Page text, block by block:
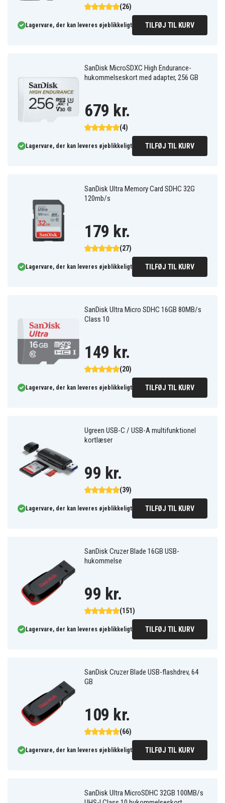
(26)
Lagervare, der kan leveres øjeblikkeligt TILFØJ TIL KURV
SanDisk MicroSDXC High Endurance-
hukommelseskort med adapter, 256 GB
(4)
679 kr.
Lagervare, der kan leveres øjeblikkeligt TILFØJ TIL KURV
SanDisk Ultra Memory Card SDHC 32G
120mb/s
(27)
179 kr.
Lagervare, der kan leveres øjeblikkeligt TILFØJ TIL KURV
SanDisk Ultra Micro SDHC 16GB 80MB/s
Class 10
(20)
149 kr.
Lagervare, der kan leveres øjeblikkeligt TILFØJ TIL KURV
Ugreen USB-C / USB-A multifunktionel
kortlæser
(39)
99 kr.
Lagervare, der kan leveres øjeblikkeligt TILFØJ TIL KURV
SanDisk Cruzer Blade 16GB USB-
hukommelse
(151)
99 kr.
Lagervare, der kan leveres øjeblikkeligt TILFØJ TIL KURV
SanDisk Cruzer Blade USB-flashdrev, 64
GB
(66)
109 kr.
Lagervare, der kan leveres øjeblikkeligt TILFØJ TIL KURV
SanDisk Ultra MicroSDHC 32GB 100MB/s